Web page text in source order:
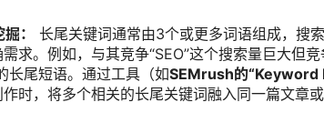
：
长尾关键词通常由3个或更多词语组成，搜
求。例如，与其竞争“SEO”这个搜索量巨大但
长尾短语。通过工具（如SEMrush的“Keyword
时，将多个相关的长尾关键词融入同一篇文章